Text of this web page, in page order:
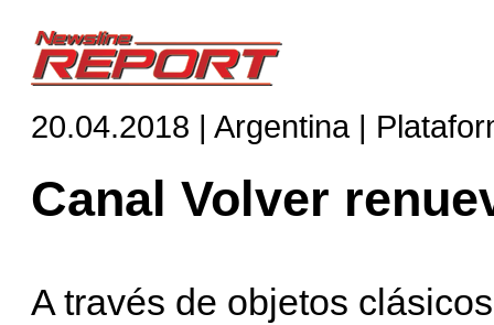
20.04.2018 | Argentina |
Canal Volver
A través de objetos